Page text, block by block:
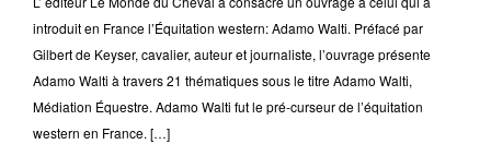
introduit en France l’Équitation western: Adamo Walti. Préfacé par
Gilbert de Keyser, cavalier, auteur et journaliste, l’ouvrage présente
Adamo Walti à travers 21 thématiques sous le titre Adamo Walti,
Médiation Équestre. Adamo Walti fut le pré-curseur de l’équitation
western en France. […]